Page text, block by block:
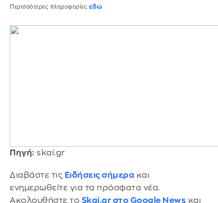
Περισσότερες πληροφορίες εδώ
Πηγή: skai.gr
Διαβάστε τις Ειδήσεις σήμερα και
ενημερωθείτε για τα πρόσφατα νέα.
Ακολουθήστε το Skai.gr στο Google News και